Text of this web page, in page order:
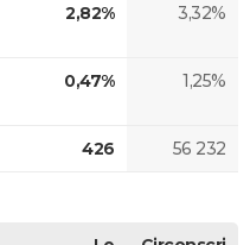
2,82% 3,32%
0,47% 1,25%
426 56 232